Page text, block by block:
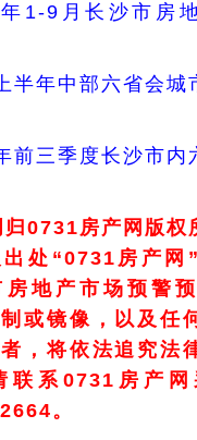
年1-9月长沙市房
半年中部六省会城
前三季度长沙市内
归0731房产网版权
处“0731房产网
地产市场预警
或镜像，以及任
，将依法追究法
联系0731房产
。